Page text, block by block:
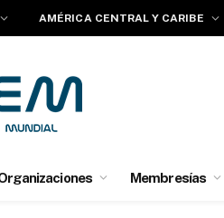
AMÉRICA CENTRAL Y CARIBE
Membresías